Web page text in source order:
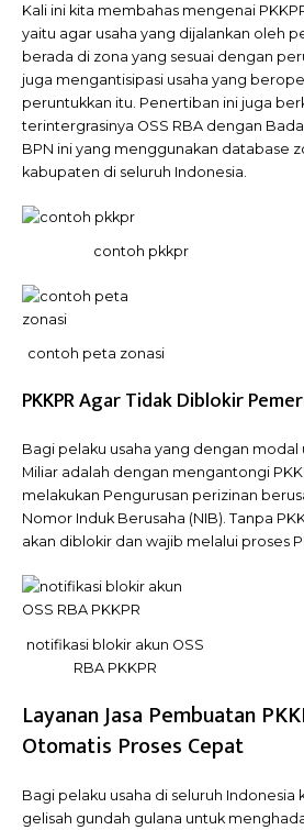
Kali ini kita membahas mengenai
yaitu agar usaha yang dijalankan oleh
berada di zona yang sesuai dengan
juga mengantisipasi usaha yang
peruntukkan itu. Penertiban ini juga
terintergrasinya OSS RBA dengan
BPN ini yang menggunakan database
kabupaten di seluruh Indonesia.
contoh pkkpr
contoh peta zonasi
PKKPR Agar Tidak Diblokir
Bagi pelaku usaha yang dengan modal
Miliar adalah dengan mengantongi
melakukan Pengurusan perizinan
Nomor Induk Berusaha (NIB). Tanpa
akan diblokir dan wajib melalui proses
notifikasi blokir akun OSS
RBA PKKPR
Layanan Jasa Pembuatan
Otomatis Proses Cepat
Bagi pelaku usaha di seluruh Indonesia
gelisah gundah gulana untuk